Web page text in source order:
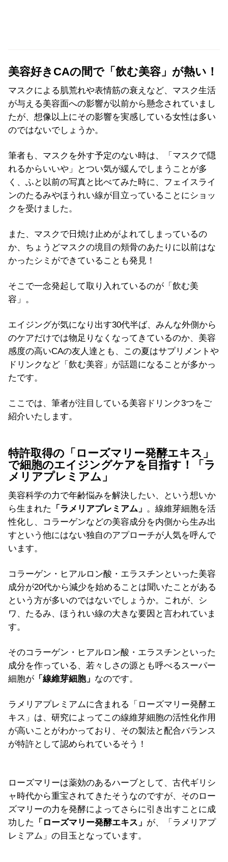
美容好きCAの間で「飲む美容」が熱い！
マスクによる肌荒れや表情筋の衰えなど、マスク生活
が与える美容面への影響が以前から懸念されていまし
たが、想像以上にその影響を実感している女性は多い
のではないでしょうか。
筆者も、マスクを外す予定のない時は、「マスクで隠
れるからいいや」とつい気が緩んでしまうことが多
く、ふと以前の写真と比べてみた時に、フェイスライ
ンのたるみやほうれい線が目立っていることにショッ
クを受けました。
また、マスクで日焼け止めがよれてしまっているの
か、ちょうどマスクの境目の頬骨のあたりに以前はな
かったシミができていることも発見！
そこで一念発起して取り入れているのが「飲む美
容」。
エイジングが気になり出す30代半ば、みんな外側から
のケアだけでは物足りなくなってきているのか、美容
感度の高いCAの友人達とも、この夏はサプリメントや
ドリンクなど「飲む美容」が話題になることが多かっ
たです。
ここでは、筆者が注目している美容ドリンク3つをご
紹介いたします。
特許取得の「ローズマリー発酵エキス」
で細胞のエイジングケアを目指す！「ラ
メリアプレミアム」
美容科学の力で年齢悩みを解決したい、という想いか
ら生まれた
「ラメリアプレミアム」 。 線維芽細胞を活
性化し、
コラーゲンなどの美容成分を内側から生み出
すという他にはない独自のアプローチが人気を呼んで
います。
コラーゲン・ヒアルロン酸・エラスチンといった美容
成分が20代から減少を始めることは聞いたことがある
という方が多いのではないでしょうか。これが、シ
ワ、たるみ、ほうれい線の大きな要因と言われていま
す。
そのコラーゲン・ヒアルロン酸・エラスチンといった
成分を作っている、若々しさの源とも呼べるスーパー
細胞が 「線維芽細胞」 なのです。
ラメリアプレミアムに含まれる「ローズマリー発酵エ
キス」は、研究によってこの線維芽細胞の活性化作用
が高いことがわかっており、 その製法と配合バランス
が特許として認められているそう！
ローズマリーは薬効のあるハーブとして 、古代ギリシ
ャ時代から重宝されてきたそうなのですが、そのロー
ズマリーの力を発酵によってさらに引き出すことに成
功した
「ローズマリー発酵エキス」 が、「ラメリアプ
レミアム」の目玉となっています。